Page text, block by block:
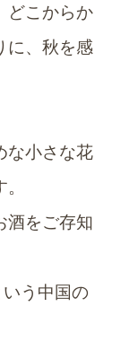
どこからか
に、秋を感
な小さな花
酒をご存知
いう中国の